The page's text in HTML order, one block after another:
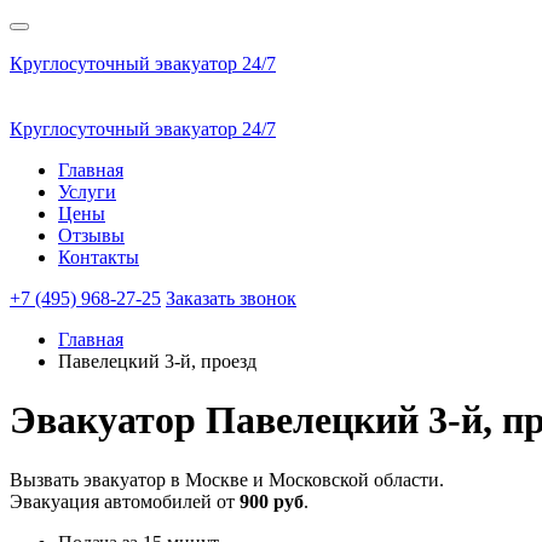
Круглосуточный эвакуатор 24/7
Круглосуточный эвакуатор 24/7
Главная
Услуги
Цены
Отзывы
Контакты
+7 (495) 968-27-25 Заказать звонок
Главная
Павелецкий 3-й, проезд
Эвакуатор Павелецкий 3-й,
Вызвать эвакуатор в Москве и Московской области.
Эвакуация автомобилей от 900 руб.